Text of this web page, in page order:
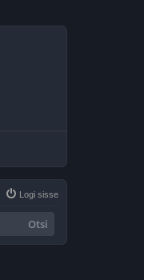
Logi sisse
Otsi